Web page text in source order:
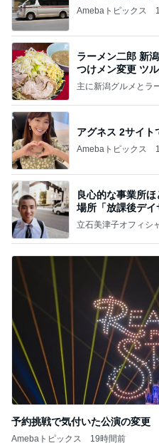
Amebaトピックス
ラーメン二郎 新
つけメン変更 ツ
主に新潟グルメとラ
アグネス 2サイト
Amebaトピックス
良心的な事業所
場所「放課後デ
実の
立石美津子オフィシ
予約挑戦で気付いた公演の変更
Amebaトピックス 19時間前